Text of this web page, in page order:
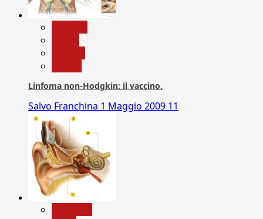
Linfoma non-Hodgkin: il vaccino.
Salvo Franchina 1 Maggio 2009 11